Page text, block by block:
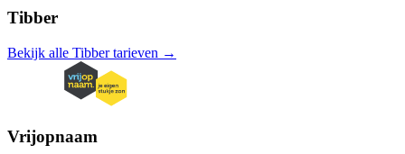
Tibber
Bekijk alle Tibber tarieven →
Vrijopnaam